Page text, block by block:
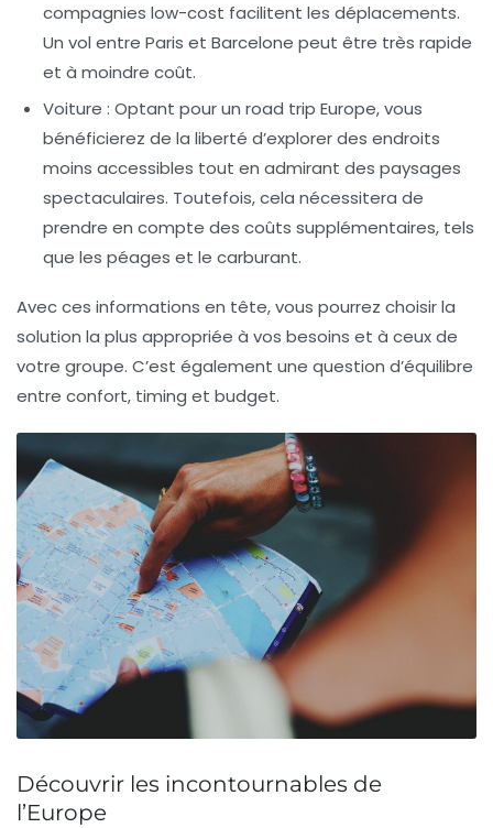
compagnies low-cost facilitent les déplacements.
Un vol entre Paris et Barcelone peut être très rapide
et à moindre coût.
Voiture : Optant pour un road trip Europe, vous
bénéficierez de la liberté d’explorer des endroits
moins accessibles tout en admirant des paysages
spectaculaires. Toutefois, cela nécessitera de
prendre en compte des coûts supplémentaires, tels
que les péages et le carburant.
Avec ces informations en tête, vous pourrez choisir la
solution la plus appropriée à vos besoins et à ceux de
votre groupe. C’est également une question d’équilibre
entre confort, timing et budget.
Découvrir les incontournables de
l’Europe